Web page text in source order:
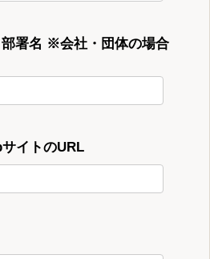
署名 ※会社・団体の場合
イトのURL